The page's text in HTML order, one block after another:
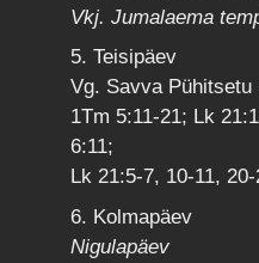
Vkj. Jumalaema
5. Teisipäev
Vg. Savva Pühitsetu
1Tm 5:11-21; Lk
6:11;
Lk 21:5-7, 10-11,
6. Kolmapäev
Nigulapäev